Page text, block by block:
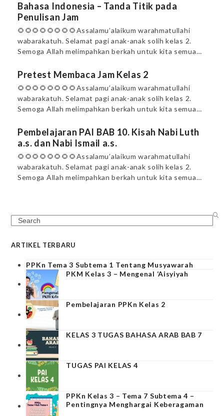
Bahasa Indonesia – Tanda Titik pada
Penulisan Jam
🌻🌻🌻🌻🌻🌻🌻🌻Assalamu’alaikum warahmatullahi
wabarakatuh. Selamat pagi anak-anak solih kelas 2.
Semoga Allah melimpahkan berkah untuk kita semua…
Pretest Membaca Jam Kelas 2
🌻🌻🌻🌻🌻🌻🌻🌻Assalamu’alaikum warahmatullahi
wabarakatuh. Selamat pagi anak-anak solih kelas 2.
Semoga Allah melimpahkan berkah untuk kita semua…
Pembelajaran PAI BAB 10. Kisah Nabi Luth
a.s. dan Nabi Ismail a.s.
🌻🌻🌻🌻🌻🌻🌻🌻Assalamu’alaikum warahmatullahi
wabarakatuh. Selamat pagi anak-anak solih kelas 2.
Semoga Allah melimpahkan berkah untuk kita semua…
Search
ARTIKEL TERBARU
PPKn Tema 3 Subtema 1 Tentang Musyawarah
PKM Kelas 3 – Mengenal ‘Aisyiyah
Pembelajaran PPKn Kelas 2
KELAS 3 TUGAS BAHASA ARAB BAB 7
TUGAS PAI KELAS 4
PPKn Kelas 3 – Tema 7 Subtema 4 –
Pentingnya Menghargai Keberagaman